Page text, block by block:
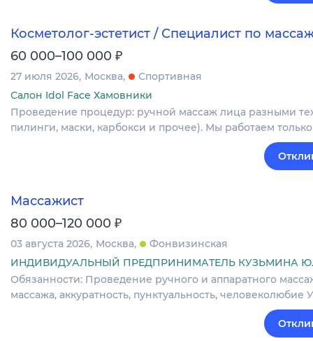
Косметолог-эстетист / Специалист по
60 000–100 000 ₽
27 июля 2026 Москва
Спортивная
Салон Idol Face Хамовники
Проведение процедур: ручной массаж лица разными
пилинги, маски, карбокси и прочее). Мы работаем
Массажист
80 000–120 000 ₽
03 августа 2026 Москва
Фонвизинская
ИНДИВИДУАЛЬНЫЙ ПРЕДПРИНИМАТЕЛЬ КУЗЬМИНА
Обязанности: Проведение ручного и аппаратного
массажа, аккуратность, пунктуальность, человеколюбие